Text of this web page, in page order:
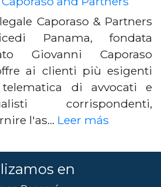
Caporaso & Partners
Panama, fondata
Giovanni Caporaso
ai clienti più esigenti
di avvocati e
corrispondenti,
l'as… Leer más
en